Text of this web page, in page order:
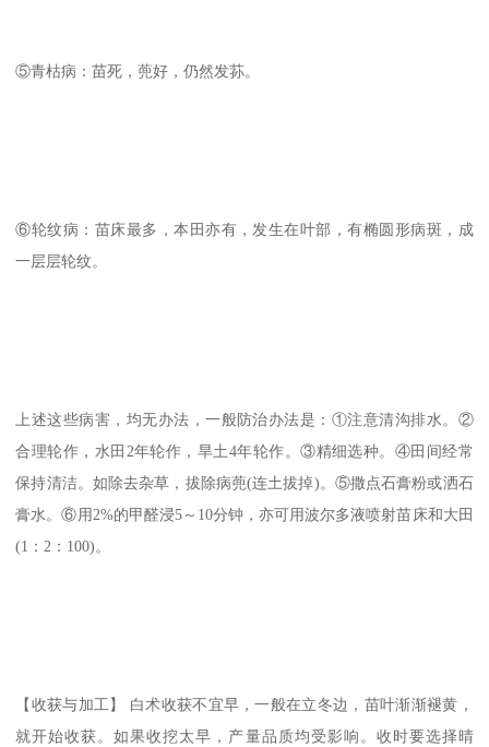
⑤青枯病：苗死，蔸好，仍然发荪。
⑥轮纹病：苗床最多，本田亦有，发生在叶部，有椭圆形病斑，成
一层层轮纹。
上述这些病害，均无办法，一般防治办法是：①注意清沟排水。②
合理轮作，水田2年轮作，旱土4年轮作。③精细选种。④田间经常
保持清洁。如除去杂草，拔除病蔸(连土拔掉)。⑤撒点石膏粉或洒石
膏水。⑥用2%的甲醛浸5～10分钟，亦可用波尔多液喷射苗床和大田
(1：2：100)。
【收获与加工】 白术收获不宜早，一般在立冬边，苗叶渐渐褪黄，
就开始收获。如果收挖太早，产量品质均受影响。收时要选择晴